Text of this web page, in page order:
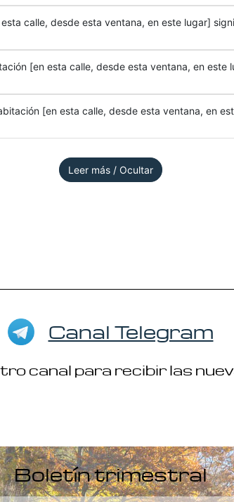
calle, desde esta ventana, en este lugar]
[en esta calle, desde esta ventana, en
[en esta calle, desde esta ventana, en
Leer más / Ocultar
Canal Telegram
canal para recibir las
Boletín trimestral